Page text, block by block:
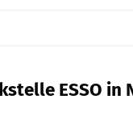
ESSO in